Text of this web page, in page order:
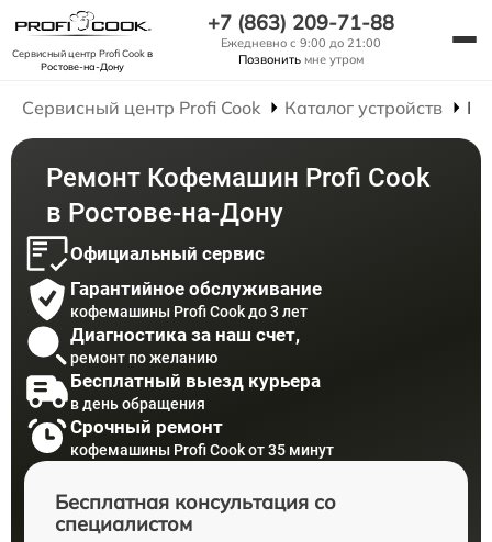
Сервисный центр Profi Cookв
Ростове-на-Дону
+7 (863) 209-71-88
Ежедневно с 9:00 до 21:00
Позвонить мне утром
Сервисный центр Profi Cook Каталог устройств
Ремонт Кофемашин Profi Cook
в Ростове-на-Дону
Официальный сервис
Гарантийное обслуживание
кофемашины Profi Cook до 3 лет
Диагностика за наш счет,
ремонт по желанию
Бесплатный выезд курьера
в день обращения
Срочный ремонт
кофемашины Profi Cook от 35 минут
Бесплатная консультация со
специалистом